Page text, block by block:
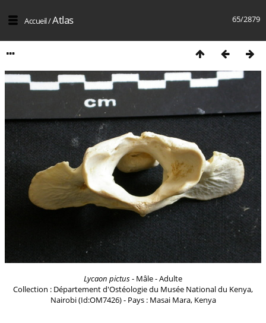
65/2879
Accueil/Atlas
Lycaon pictus- Mâle - Adulte
Collection : Département d'Ostéologie du Musée National du Kenya,
Nairobi (Id:OM7426) - Pays : Masai Mara, Kenya